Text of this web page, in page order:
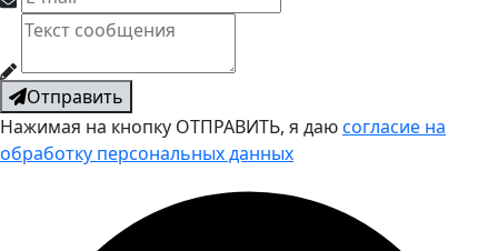
Отправить
Нажимая на кнопку ОТПРАВИТЬ, я даюсогласие на
обработку персональных данных